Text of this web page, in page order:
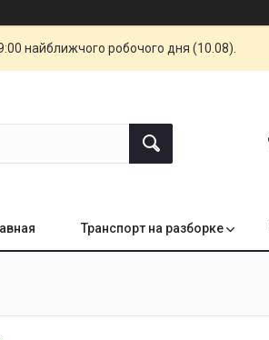
найближчого робочого дня (10.08).
Транспорт на разборке